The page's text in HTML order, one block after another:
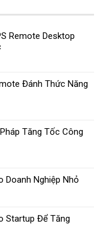
Remote Desktop
Đánh Thức Năng
Tăng Tốc Công
Doanh Nghiệp Nhỏ
Startup Để Tăng